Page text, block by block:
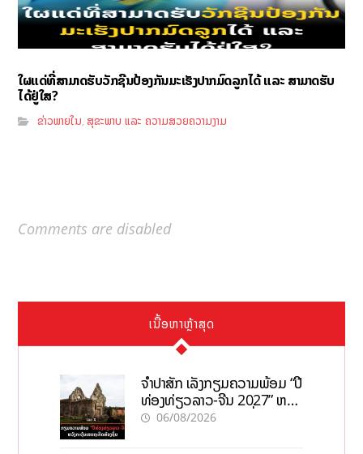
ໃຜແດ່ທີ່ສາມາດຮັບວັກຊີນປ້ອງກັນມະເຮັງປາກມົດລູກໄດ້ ແລະ ສາມາດຮັບ
ໄດ້ຢູ່ໃສ?
ຂ່າວພາຍໃນ,ສຸຂະພາບ ແລະ ຄວາມສວຍຄວາມງາມ
Comments are disabled
ເນື້ອຫາຫຼ້າສຸດ
ຈຳປາສັກ ເລັ່ງກຽມຄວາມພ້ອມ “ປີ
ທ່ອງທ່ຽວລາວ-ຈີນ 2027” ຫວັງ
ກະຕຸ້ນເສດຖະກິດທ້ອງຖິ່ນ
06/08/2026